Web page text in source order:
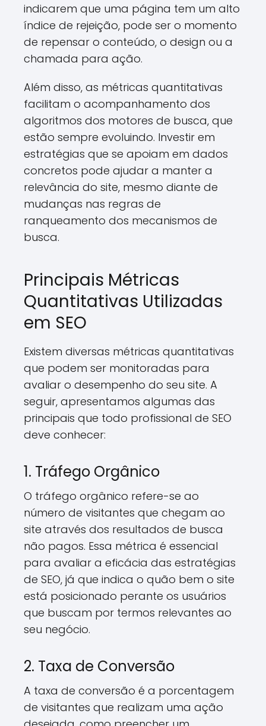
indicarem que uma página tem um alto
índice de rejeição, pode ser o momento
de repensar o conteúdo, o design ou a
chamada para ação.
Além disso, as métricas quantitativas
facilitam o acompanhamento dos
algoritmos dos motores de busca, que
estão sempre evoluindo. Investir em
estratégias que se apoiam em dados
concretos pode ajudar a manter a
relevância do site, mesmo diante de
mudanças nas regras de
ranqueamento dos mecanismos de
busca.
Principais Métricas
Quantitativas Utilizadas
em SEO
Existem diversas métricas quantitativas
que podem ser monitoradas para
avaliar o desempenho do seu site. A
seguir, apresentamos algumas das
principais que todo profissional de SEO
deve conhecer:
1. Tráfego Orgânico
O tráfego orgânico refere-se ao
número de visitantes que chegam ao
site através dos resultados de busca
não pagos. Essa métrica é essencial
para avaliar a eficácia das estratégias
de SEO, já que indica o quão bem o site
está posicionado perante os usuários
que buscam por termos relevantes ao
seu negócio.
2. Taxa de Conversão
A taxa de conversão é a porcentagem
de visitantes que realizam uma ação